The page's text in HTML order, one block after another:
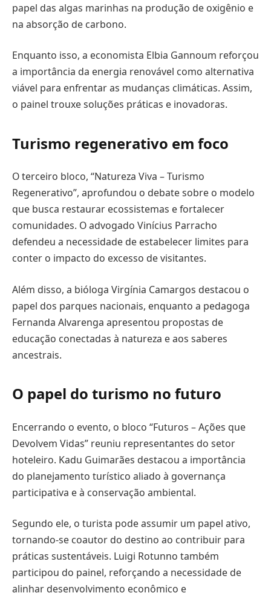
papel das algas marinhas na produção de oxigênio e
na absorção de carbono.
Enquanto isso, a economista Elbia Gannoum reforçou
a importância da energia renovável como alternativa
viável para enfrentar as mudanças climáticas. Assim,
o painel trouxe soluções práticas e inovadoras.
Turismo regenerativo em foco
O terceiro bloco, “Natureza Viva – Turismo
Regenerativo”, aprofundou o debate sobre o modelo
que busca restaurar ecossistemas e fortalecer
comunidades. O advogado Vinícius Parracho
defendeu a necessidade de estabelecer limites para
conter o impacto do excesso de visitantes.
Além disso, a bióloga Virgínia Camargos destacou o
papel dos parques nacionais, enquanto a pedagoga
Fernanda Alvarenga apresentou propostas de
educação conectadas à natureza e aos saberes
ancestrais.
O papel do turismo no futuro
Encerrando o evento, o bloco “Futuros – Ações que
Devolvem Vidas” reuniu representantes do setor
hoteleiro. Kadu Guimarães destacou a importância
do planejamento turístico aliado à governança
participativa e à conservação ambiental.
Segundo ele, o turista pode assumir um papel ativo,
tornando-se coautor do destino ao contribuir para
práticas sustentáveis. Luigi Rotunno também
participou do painel, reforçando a necessidade de
alinhar desenvolvimento econômico e